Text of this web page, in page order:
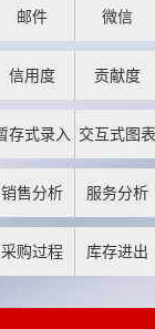
邮件 微信
信用度 贡献度
存式录入 交互式图
销售分析 服务分析
采购过程 库存进出